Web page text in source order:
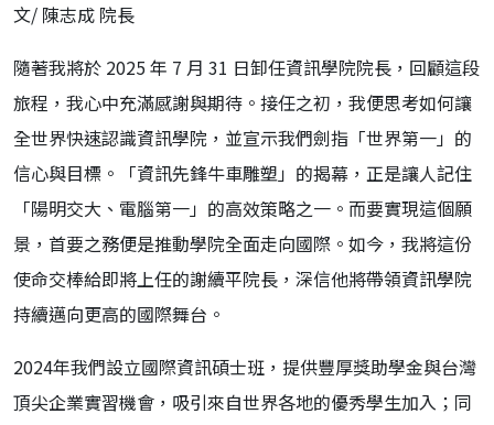
文/ 陳志成 院長
隨著我將於 2025 年 7 月 31 日卸任資訊學院院長，回顧這段
旅程，我心中充滿感謝與期待。接任之初，我便思考如何讓
全世界快速認識資訊學院，並宣示我們劍指「世界第一」的
信心與目標。「資訊先鋒牛車雕塑」的揭幕，正是讓人記住
「陽明交大、電腦第一」的高效策略之一。而要實現這個願
景，首要之務便是推動學院全面走向國際。如今，我將這份
使命交棒給即將上任的謝續平院長，深信他將帶領資訊學院
持續邁向更高的國際舞台。
2024年我們設立國際資訊碩士班，提供豐厚獎助學金與台灣
頂尖企業實習機會，吸引來自世界各地的優秀學生加入；同